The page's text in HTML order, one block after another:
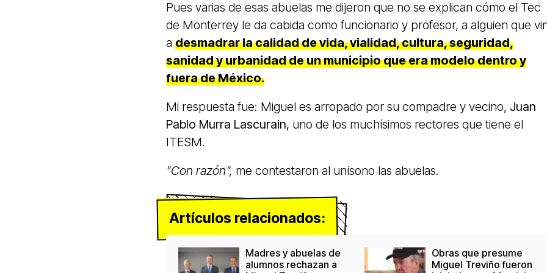
Pues varias de esas abuelas me dijeron que no se explican cómo el Tec
de Monterrey le da cabida como funcionario y profesor, a alguien que
a desmadrar la calidad de vida, vialidad, cultura, seguridad,
sanidad y urbanidad de un municipio que era modelo dentro y
fuera de México.
Mi respuesta fue: Miguel es arropado por su compadre y vecino, Juan
Pablo Murra Lascurain, uno de los muchísimos rectores que tiene el
ITESM.
"Con razón", me contestaron al unísono las abuelas.
Artículos relacionados:
Madres y abuelas de
alumnos rechazan a
Obras que presume
Miguel Treviño fueron